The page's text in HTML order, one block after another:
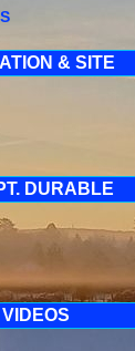
& SITE
DURABLE
VIDEOS